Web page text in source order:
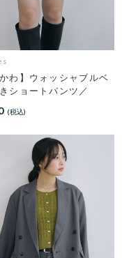
かわ】ウォッシャブルベ
ショートパンツ／